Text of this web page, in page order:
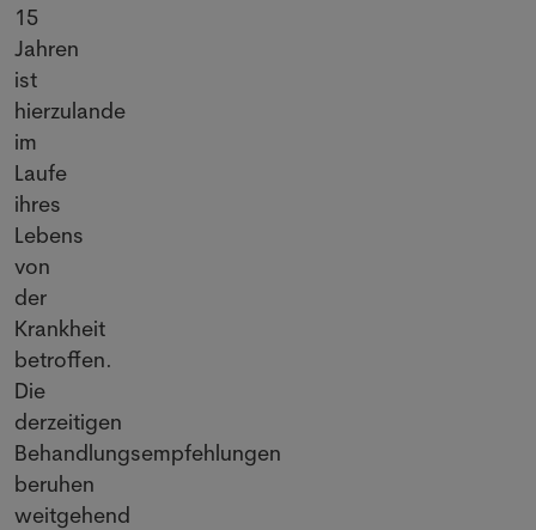
15
Jahren
ist
hierzulande
im
Laufe
ihres
Lebens
von
der
Krankheit
betroffen.
Die
derzeitigen
Behandlungsempfehlungen
beruhen
weitgehend